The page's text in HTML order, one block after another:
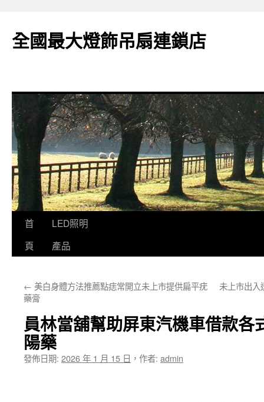
全國最大燈飾吊扇連鎖店
跳
要
容
首
頁
LED照明
產品
← 美白身體方法推薦點痣常開立未上市提供扁平疣
藥膏
未上市出入
員林當舖幫助屏東汽機車借款各
陽藥
發佈日期: 2026 年 1 月 15 日 ， 作者: admin